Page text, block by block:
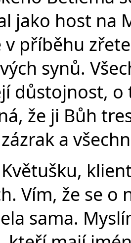
jako host na
příběhu
synů.
důstojnost, o
že ji Bůh
a
Vím, že se o
sama.